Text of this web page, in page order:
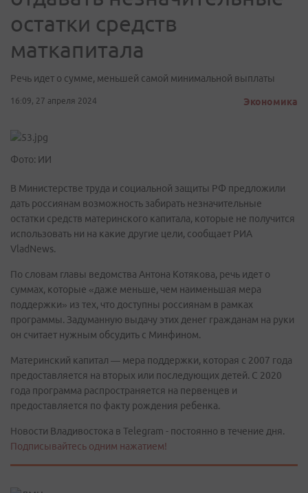
остатки средств
маткапитала
Речь идет о сумме, меньшей самой минимальной выплаты
16:09, 27 апреля 2024 Экономика
Фото: ИИ
В Министерстве труда и социальной защиты РФ предложили
дать россиянам возможность забирать незначительные
остатки средств материнского капитала, которые не получится
использовать ни на какие другие цели, сообщает РИА
VladNews.
По словам главы ведомства Антона Котякова, речь идет о
суммах, которые «даже меньше, чем наименьшая мера
поддержки» из тех, что доступны россиянам в рамках
программы. Задуманную выдачу этих денег гражданам на руки
он считает нужным обсудить с Минфином.
Материнский капитал — мера поддержки, которая с 2007 года
предоставляется на вторых или последующих детей. С 2020
года программа распространяется на первенцев и
предоставляется по факту рождения ребенка.
Новости Владивостока в Telegram - постоянно в течение дня.
Подписывайтесь одним нажатием!